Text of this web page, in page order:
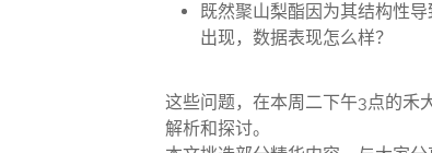
既然聚山梨酯因为其结构性
出现，数据表现怎么样？
这些问题，在本周二下午3点的禾
解析和探讨。